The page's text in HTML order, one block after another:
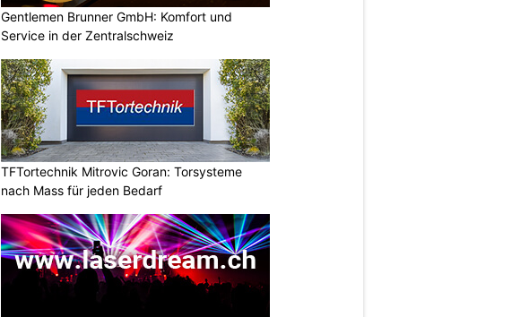
Gentlemen Brunner GmbH: Komfort und
Service in der Zentralschweiz
TFTortechnik Mitrovic Goran: Torsysteme
nach Mass für jeden Bedarf